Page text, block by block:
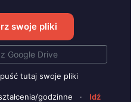
swoje pliki
Google Drive
tutaj swoje pliki
godzinne ·
Idź